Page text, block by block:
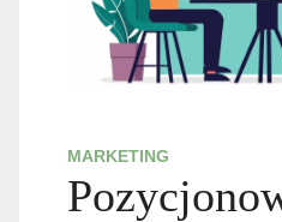
MARKETING